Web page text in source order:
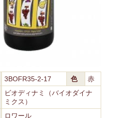
3BOFR35-2-17 色
赤
ビオディナミ（バイオダイナ
ミクス）
ロワール